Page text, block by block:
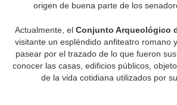
origen de buena parte de los
Actualmente, el Conjunto Arqueológico
visitante un espléndido anfiteatro romano
pasear por el trazado de lo que fueron
conocer las casas, edificios públicos,
de la vida cotidiana utilizados por